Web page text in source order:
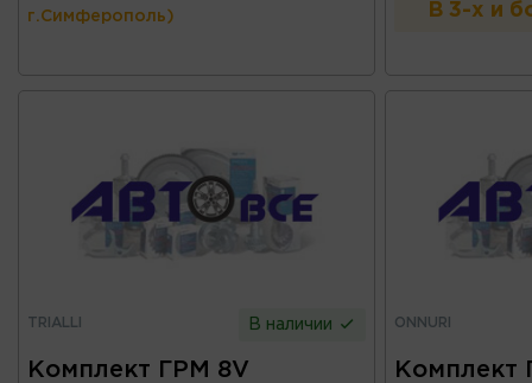
г.Симферополь) В 3-х и
TRIALLI В наличии
Комплект ГРМ 8V
ONNURI
Комплект